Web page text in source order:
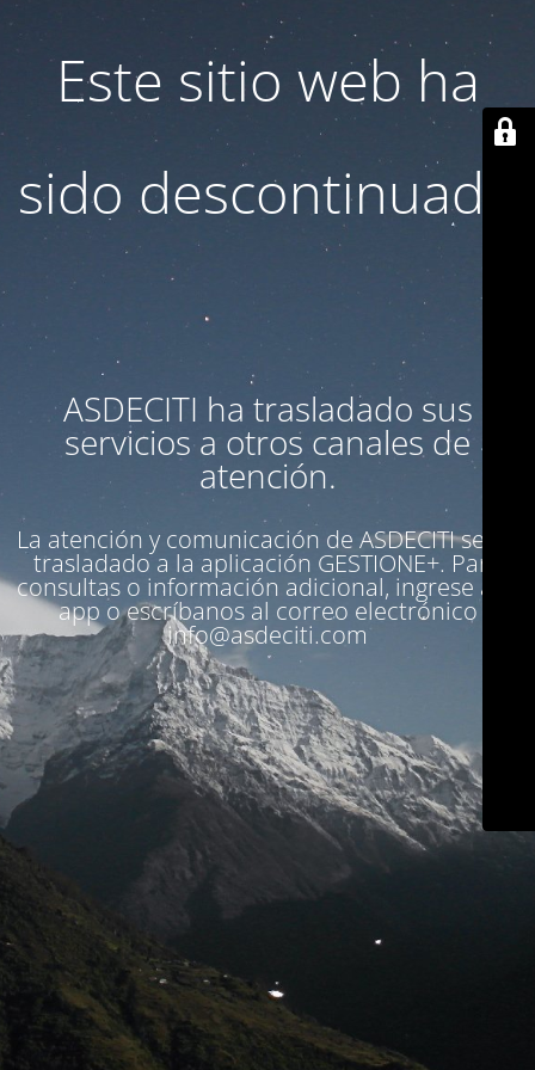
Este sitio web ha
sido descontinuado
ASDECITI ha trasladado sus
servicios a otros canales de
atención.
La atención y comunicación de ASDECITI se ha
trasladado a la aplicación GESTIONE+. Para
consultas o información adicional, ingrese a la
app o escríbanos al correo electrónico
info@asdeciti.com